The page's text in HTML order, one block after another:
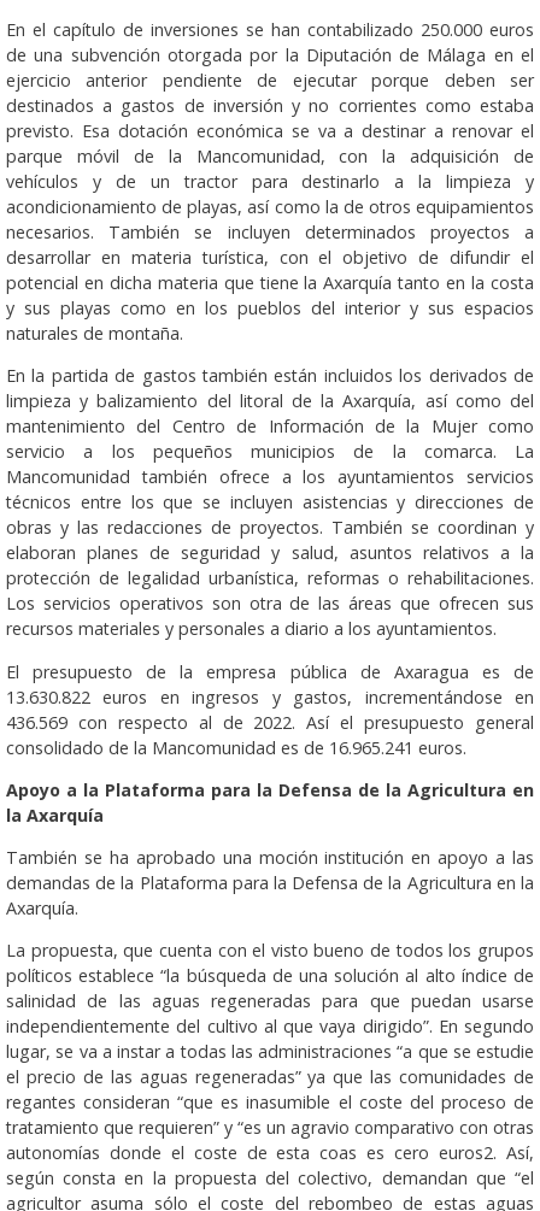
En el capítulo de inversiones se han contabilizado 250.000 euros
de una subvención otorgada por la Diputación de Málaga en el
ejercicio anterior pendiente de ejecutar porque deben ser
destinados a gastos de inversión y no corrientes como estaba
previsto. Esa dotación económica se va a destinar a renovar el
parque móvil de la Mancomunidad, con la adquisición de
vehículos y de un tractor para destinarlo a la limpieza y
acondicionamiento de playas, así como la de otros equipamientos
necesarios. También se incluyen determinados proyectos a
desarrollar en materia turística, con el objetivo de difundir el
potencial en dicha materia que tiene la Axarquía tanto en la costa
y sus playas como en los pueblos del interior y sus espacios
naturales de montaña.
En la partida de gastos también están incluidos los derivados de
limpieza y balizamiento del litoral de la Axarquía, así como del
mantenimiento del Centro de Información de la Mujer como
servicio a los pequeños municipios de la comarca. La
Mancomunidad también ofrece a los ayuntamientos servicios
técnicos entre los que se incluyen asistencias y direcciones de
obras y las redacciones de proyectos. También se coordinan y
elaboran planes de seguridad y salud, asuntos relativos a la
protección de legalidad urbanística, reformas o rehabilitaciones.
Los servicios operativos son otra de las áreas que ofrecen sus
recursos materiales y personales a diario a los ayuntamientos.
El presupuesto de la empresa pública de Axaragua es de
13.630.822 euros en ingresos y gastos, incrementándose en
436.569 con respecto al de 2022. Así el presupuesto general
consolidado de la Mancomunidad es de 16.965.241 euros.
Apoyo a la Plataforma para la Defensa de la Agricultura en
la Axarquía
También se ha aprobado una moción institución en apoyo a las
demandas de la Plataforma para la Defensa de la Agricultura en la
Axarquía.
La propuesta, que cuenta con el visto bueno de todos los grupos
políticos establece “la búsqueda de una solución al alto índice de
salinidad de las aguas regeneradas para que puedan usarse
independientemente del cultivo al que vaya dirigido”. En segundo
lugar, se va a instar a todas las administraciones “a que se estudie
el precio de las aguas regeneradas” ya que las comunidades de
regantes consideran “que es inasumible el coste del proceso de
tratamiento que requieren” y “es un agravio comparativo con otras
autonomías donde el coste de esta coas es cero euros2. Así,
según consta en la propuesta del colectivo, demandan que “el
agricultor asuma sólo el coste del rebombeo de estas aguas